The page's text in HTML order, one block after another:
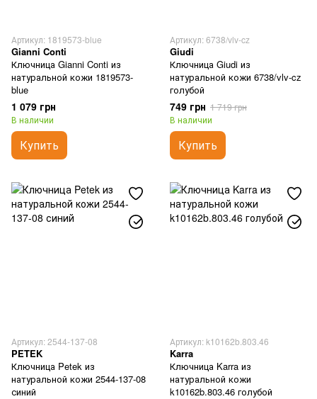
Артикул: 1819573-blue
Gianni Conti
Ключница Gianni Conti из
натуральной кожи 1819573-
blue
1 079 грн
В наличии
Купить
Артикул: 6738/vlv-cz
Giudi
Ключница Giudi из
натуральной кожи 6738/vlv-cz
голубой
749 грн 1 719 грн
В наличии
Купить
Артикул: 2544-137-08
PETEK
Ключница Petek из
натуральной кожи 2544-137-08
синий
Артикул: k10162b.803.46
Karra
Ключница Karra из
натуральной кожи
k10162b.803.46 голубой